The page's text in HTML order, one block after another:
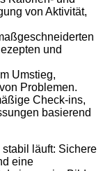
von Aktivität,
und
Umstieg,
Problemen.
Check-ins,
basierend
läuft: Sichere
eine